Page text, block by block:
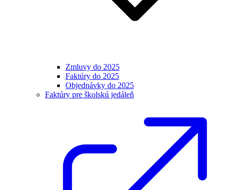
Zmluvy do 2025
Faktúry do 2025
Objednávky do 2025
Faktúry pre školskú jedáleň